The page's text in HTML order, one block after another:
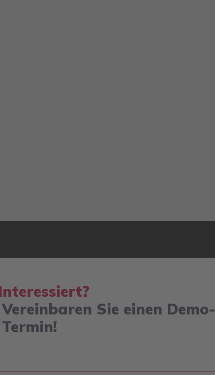
nteressiert?
Vereinbaren Sie einen Demo-
Termin!